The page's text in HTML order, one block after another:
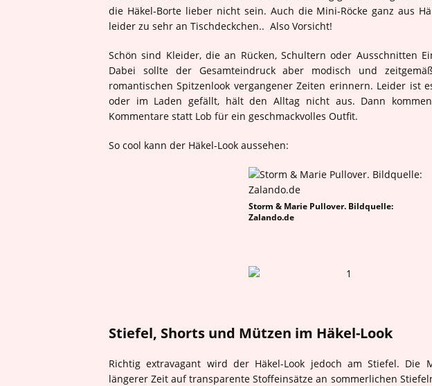
die Häkel-Borte lieber nicht sein. Auch die Mini-Röcke ganz aus
leider zu sehr an Tischdeckchen.. Also Vorsicht!
Schön sind Kleider, die an Rücken, Schultern oder Ausschnitten
Dabei sollte der Gesamteindruck aber modisch und
romantischen Spitzenlook vergangener Zeiten erinnern. Leider ist
oder im Laden gefällt, hält den Alltag nicht aus. Dann
Kommentare statt Lob für ein geschmackvolles Outfit.
So cool kann der Häkel-Look aussehen:
Storm & Marie Pullover. Bildquelle:
Zalando.de
Stiefel, Shorts und Mützen im Häkel-Look
Richtig extravagant wird der Häkel-Look jedoch am Stiefel. Die
längerer Zeit auf transparente Stoffeinsätze an sommerlichen